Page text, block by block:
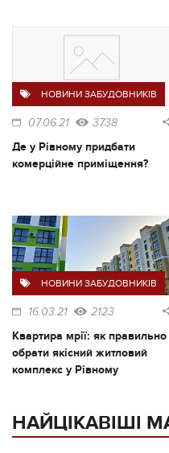
НОВИНИ ЗАБУДОВНИКІВ
07.06.21 3738
Де у Рівному придбати
комерційне приміщення?
НОВИНИ ЗАБУДОВНИКІВ
16.03.21 2123
Квартира мрії: як правильно
обрати якісний житловий
комплекс у Рівному
НАЙЦІКАВІШІ